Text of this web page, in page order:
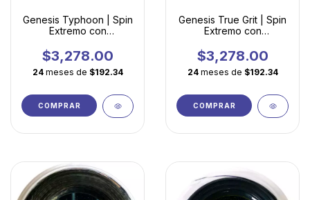
Genesis Typhoon | Spin
Extremo con
Torsionada
$3,278.00
24 meses de $192.34
COMPRAR
Genesis True Grit | Spin
Extremo con
$3,278.00
24 meses de $192.34
COMPRAR